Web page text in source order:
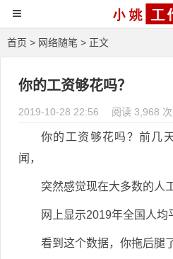
首页 > 网络随笔 > 正文
你的工资够花吗？
2019-10-28 22:56 阅读 3,968 次
你的工资够花吗？前几
闻，
突然感觉现在大多数的人
网上显示2019年全国人均
看到这个数据，你拖后腿